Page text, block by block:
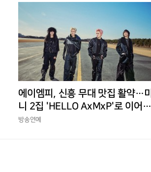
에이엠피, 신흥 무대 맛집 활약…미
니 2집 'HELLO AxMxP'로 이어갈
상승세
방송연예